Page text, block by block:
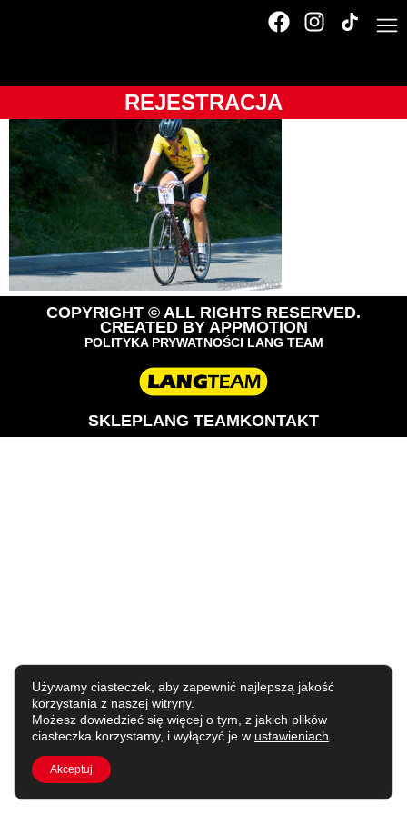
REJESTRACJA
Tour de Pologne
COPYRIGHT © ALL RIGHTS RESERVED.
CREATED BY APPMOTION
POLITYKA PRYWATNOŚCI LANG TEAM
SKLEPLANG TEAMKONTAKT
Używamy ciasteczek, aby zapewnić najlepszą jakość
korzystania z naszej witryny.
Możesz dowiedzieć się więcej o tym, z jakich plików
ciasteczka korzystamy, i wyłączyć je w ustawieniach
Akceptuj